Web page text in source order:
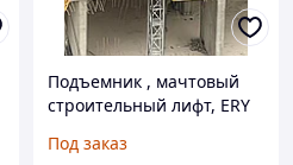
Подъемник , мачтовый
строительный лифт, ERY
производство,грузоподъе
Под заказ